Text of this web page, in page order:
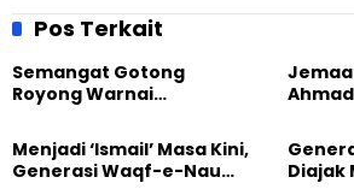
Tasikmalaya
Sumber
Pos Terkait
Semangat Gotong
Royong Warnai
Masjid di Jemaat
Ahmadiyah Sukapura
Menjadi ‘Ismail’ Masa Kini,
Generasi Waqf-e-Nau
Diajak